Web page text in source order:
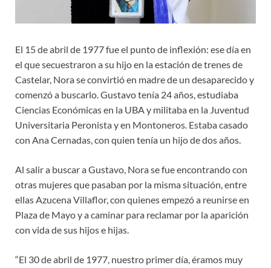
El 15 de abril de 1977 fue el punto de inflexión: ese día en
el que secuestraron a su hijo en la estación de trenes de
Castelar, Nora se convirtió en madre de un desaparecido y
comenzó a buscarlo. Gustavo tenía 24 años, estudiaba
Ciencias Económicas en la UBA y militaba en la Juventud
Universitaria Peronista y en Montoneros. Estaba casado
con Ana Cernadas, con quien tenía un hijo de dos años.
Al salir a buscar a Gustavo, Nora se fue encontrando con
otras mujeres que pasaban por la misma situación, entre
ellas Azucena Villaflor, con quienes empezó a reunirse en
Plaza de Mayo y a caminar para reclamar por la aparición
con vida de sus hijos e hijas.
“El 30 de abril de 1977, nuestro primer día, éramos muy